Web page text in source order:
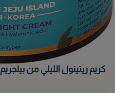
كريم ريتينول الليلي من بيلجريم